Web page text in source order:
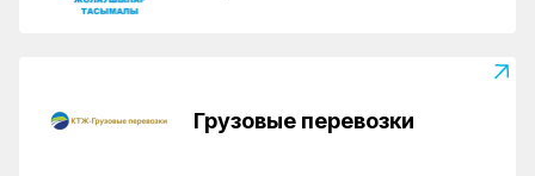
Грузовые перевозки